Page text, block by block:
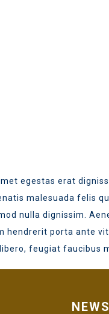
egestas erat
malesuada felis
nulla dignissim.
hendrerit porta ante
feugiat faucibus